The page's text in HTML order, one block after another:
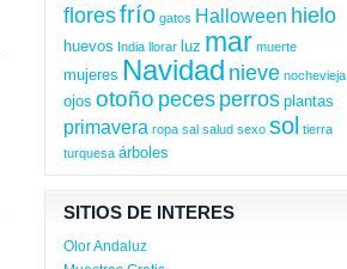
floresfrío gatos Halloween hielo
huevos India llorar luz mar muerte
mujeres Navidad nieve nochevieja
ojos otoño peces perros plantas
primavera ropa sal salud sexo sol tierra
turquesa árboles
SITIOS DE INTERES
Olor Andaluz